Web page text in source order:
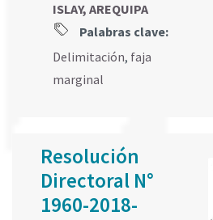
ISLAY, AREQUIPA
Palabras clave:
Delimitación, faja
marginal
Resolución
Directoral N°
1960-2018-